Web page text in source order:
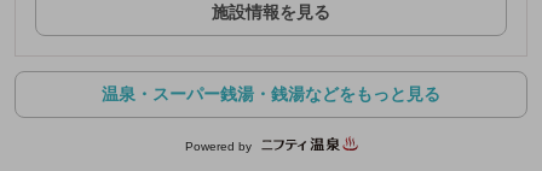
施設情報を見る
温泉・スーパー銭湯・銭湯などをもっと見る
Powered by